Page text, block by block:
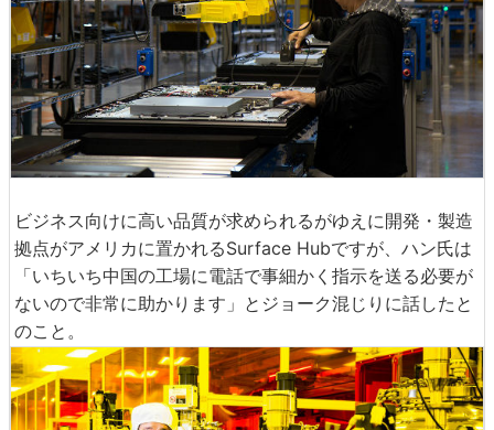
ビジネス向けに高い品質が求められるがゆえに開発・製造
拠点がアメリカに置かれるSurface Hubですが、ハン氏は
「いちいち中国の工場に電話で事細かく指示を送る必要が
ないので非常に助かります」とジョーク混じりに話したと
のこと。